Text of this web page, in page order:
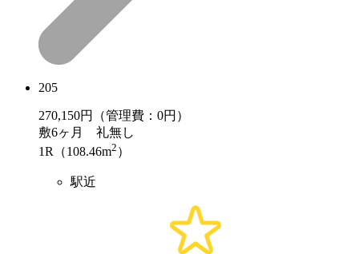
205
270,150円（管理費：0円）
敷6ヶ月 礼無し
1R（108.46m2 ）
駅近